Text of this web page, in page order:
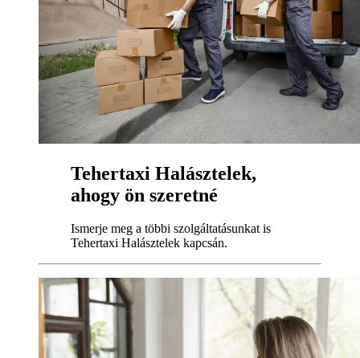
Tehertaxi Halásztelek,
ahogy ön szeretné
Ismerje meg a többi szolgáltatásunkat is
Tehertaxi Halásztelek kapcsán.